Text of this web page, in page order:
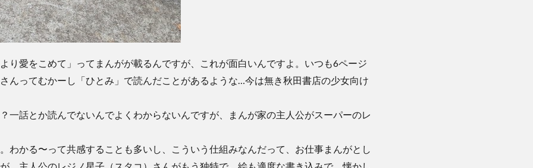
り愛をこめて」ってまんがが載るんですが、これが面白いんですよ。いつも6ページ
んってむかーし「ひとみ」で読んだことがあるような…今は無き秋田書店の少女向け
一話とか読んでないんでよくわからないんですが、まんが家の主人公がスーパーのレ
わかる〜って共感することも多いし、こういう仕組みなんだって、お仕事まんがとし
、主人公のレジノ星子（スタコ）さんがもう独特で。絵も適度な書き込みで、懐かし